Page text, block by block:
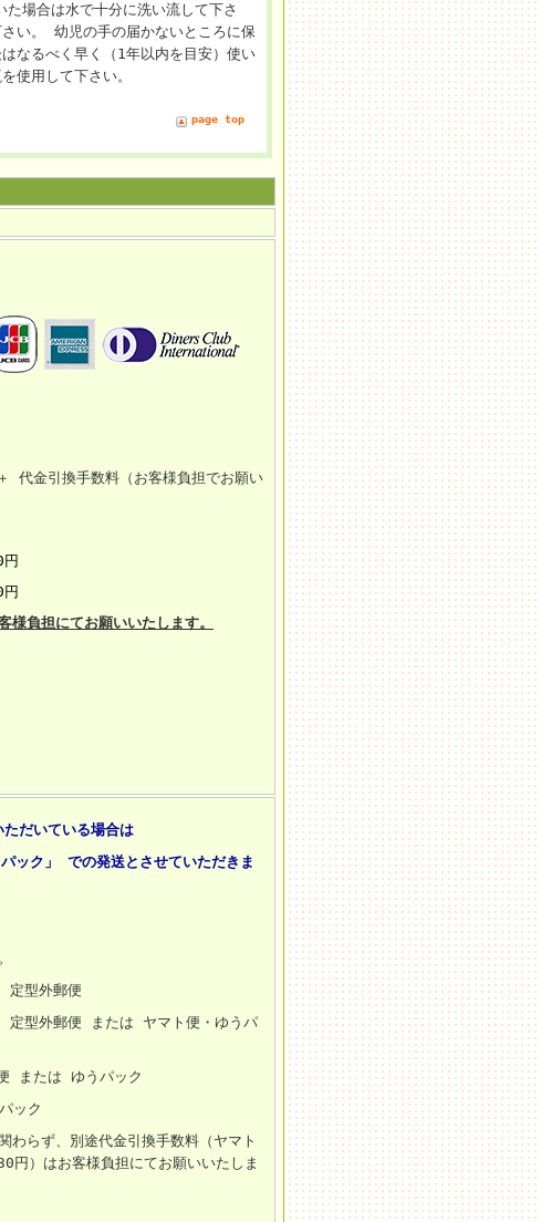
場合は水で十分に洗い流して下さ
い。 幼児の手の届かないところに保
なるべく早く（1年以内を目安）使い
使用して下さい。
page top
代金引換手数料（お客様負担でお願い
負担にてお願いいたします。
だいている場合は
ック」 での発送とさせていただきま
定型外郵便
定型外郵便 または ヤマト便・ゆうパ
または ゆうパック
ック
わらず、別途代金引換手数料（ヤマト
）はお客様負担にてお願いいたしま